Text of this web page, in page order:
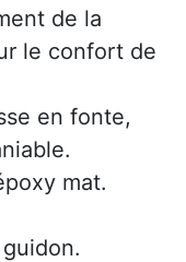
de la
le confort de
en fonte,
mat.